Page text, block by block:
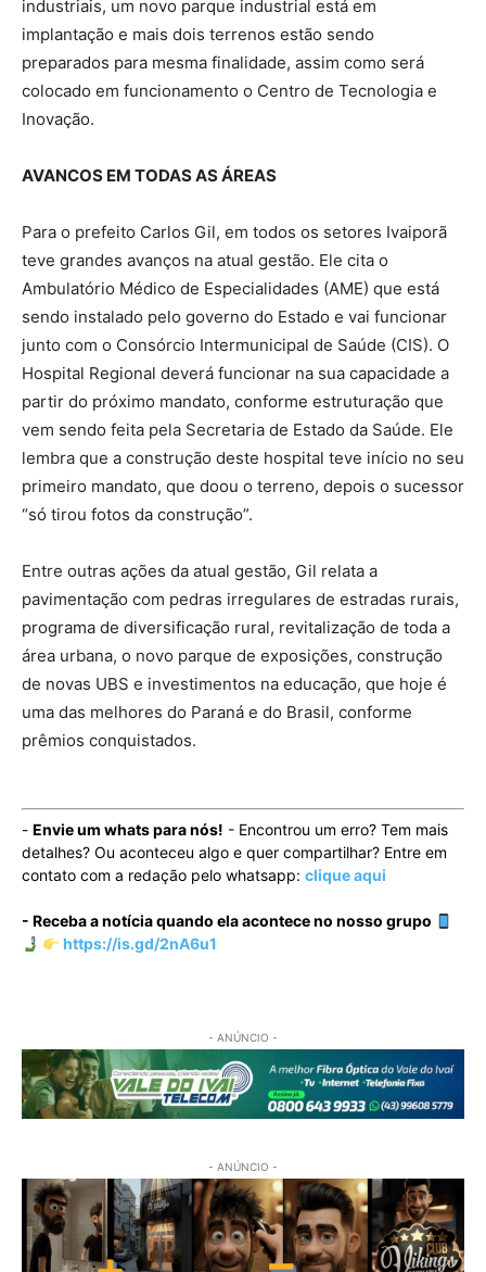
industriais, um novo parque industrial está em
implantação e mais dois terrenos estão sendo
preparados para mesma finalidade, assim como será
colocado em funcionamento o Centro de Tecnologia e
Inovação.
AVANCOS EM TODAS AS ÁREAS
Para o prefeito Carlos Gil, em todos os setores Ivaiporã
teve grandes avanços na atual gestão. Ele cita o
Ambulatório Médico de Especialidades (AME) que está
sendo instalado pelo governo do Estado e vai funcionar
junto com o Consórcio Intermunicipal de Saúde (CIS). O
Hospital Regional deverá funcionar na sua capacidade a
partir do próximo mandato, conforme estruturação que
vem sendo feita pela Secretaria de Estado da Saúde. Ele
lembra que a construção deste hospital teve início no seu
primeiro mandato, que doou o terreno, depois o sucessor
“só tirou fotos da construção”.
Entre outras ações da atual gestão, Gil relata a
pavimentação com pedras irregulares de estradas rurais,
programa de diversificação rural, revitalização de toda a
área urbana, o novo parque de exposições, construção
de novas UBS e investimentos na educação, que hoje é
uma das melhores do Paraná e do Brasil, conforme
prêmios conquistados.
- Envie um whats para nós! - Encontrou um erro? Tem mais
detalhes? Ou aconteceu algo e quer compartilhar? Entre em
contato com a redação pelo whatsapp: clique aqui
- Receba a notícia quando ela acontece no nosso grupo
https://is.gd/2nA6u1
- ANÚNCIO -
- ANÚNCIO -